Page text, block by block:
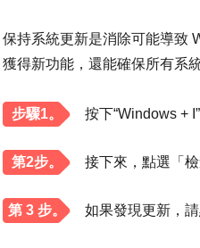
保持系統更新是消除可能導致
獲得新功能，還能確保所有系
步驟1。 按下“Windows +
第2步。 接下來，點選「
第 3 步。 如果發現更新，請